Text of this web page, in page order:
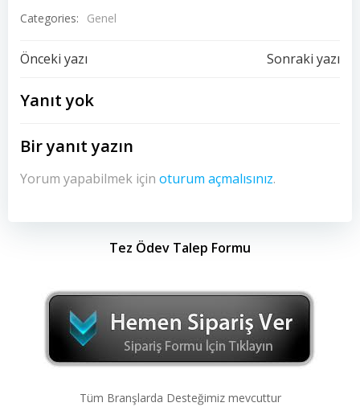
Categories: Genel
Yazı
dolaşımı
Önceki yazı Sonraki yazı
Yanıt yok
Bir yanıt yazın
Yorum yapabilmek için oturum açmalısınız.
Tez Ödev Talep Formu
Tüm Branşlarda Desteğimiz mevcuttur